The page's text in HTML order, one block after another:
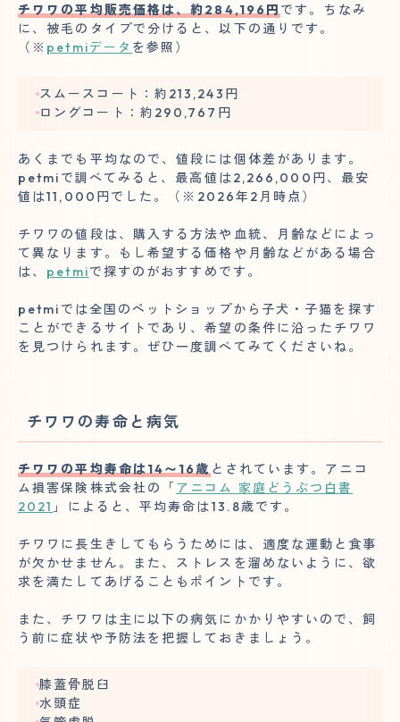
チワワの平均販売価格は、約284,196円 です。ちなみ
に、被毛のタイプで分けると、以下の通りです。
（※ petmiデータ を参照）
スムースコート：約213,243円
ロングコート：約290,767円
あくまでも平均なので、値段には個体差があります。
petmiで調べてみると、最高値は2,266,000円、最安
値は11,000円でした。（※2026年2月時点）
チワワの値段は、購入する方法や血統、月齢などによっ
て異なります。もし希望する価格や月齢などがある場合
は、 petmiで探すのがおすすめです。
petmiでは全国のペットショップから子犬・子猫を探す
ことができるサイトであり、希望の条件に沿ったチワワ
を見つけられます。ぜひ一度調べてみてくださいね。
チワワの寿命と病気
チワワの平均寿命は14〜16歳 とされています。アニコ
ム損害保険株式会社の「アニコム 家庭どうぶつ白書
2021 」によると、平均寿命は13.8歳です。
チワワに長生きしてもらうためには、適度な運動と食事
が欠かせません。また、ストレスを溜めないように、欲
求を満たしてあげることもポイントです。
また、チワワは主に以下の病気にかかりやすいので、飼
う前に症状や予防法を把握しておきましょう。
膝蓋骨脱臼
水頭症